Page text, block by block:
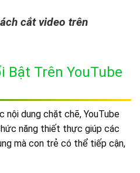
cắt video trên
Bật Trên YouTube
nội dung chặt chẽ, YouTube
năng thiết thực giúp các
mà con trẻ có thể tiếp cận,